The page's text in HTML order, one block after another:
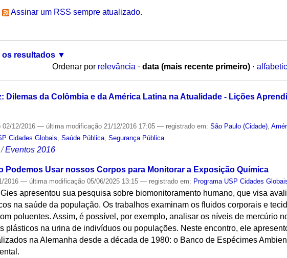
Assinar um RSS sempre atualizado.
os resultados
Ordenar por relevância · data (mais recente primeiro) ·
Dilemas da Colômbia e da América Latina na Atualidade - Lições
02/12/2016— última modificação 21/12/2016 17:05— registrado em:São Paulo (Cidade) ,
Cidades Globais ,Saúde Pública ,Segurança Pública
/Eventos 2016
Podemos Usar nossos Corpos para Monitorar a Exposição Química
2016— última modificação 05/06/2025 13:15— registrado em: Programa USP Cidades
apresentou sua pesquisa sobre biomonitoramento humano, que visa
na saúde da população. Os trabalhos examinam os fluidos corporais e
poluentes. Assim, é possível, por exemplo, analisar os níveis de mercúrio
plásticos na urina de indivíduos ou populações. Neste encontro, ele
na Alemanha desde a década de 1980: o Banco de Espécimes